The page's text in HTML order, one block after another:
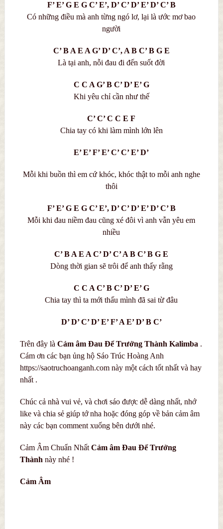
F’ E’ G E G C’ E’, D’ C’ D’ E’ D’ C’ B
Có những điều mà anh từng ngó lơ, lại là ước mơ bao
người
C’ B A E A G’ D’ C’, A B C’ B G E
Là tại anh, nỗi đau đi đến suốt đời
C C A G’ B C’ D’ E’ G
Khi yêu chỉ cần như thế
C’ C’ C C E F
Chia tay có khi làm mình lớn lên
E’ E’ F’ E’ C’ C’ E’ D’
Mỗi khi buồn thì em cứ khóc, khóc thật to mỗi anh nghe
thôi
F’ E’ G E G C’ E’, D’ C’ D’ E’ D’ C’ B
Mỗi khi đau niềm đau cũng xé đôi vì anh vẫn yêu em
nhiều
C’ B A E A C’ D’ C’ A B C’ B G E
Dòng thời gian sẽ trôi để anh thấy rằng
C C A C’ B C’ D’ E’ G
Chia tay thì ta mới thấu mình đã sai từ đâu
D’ D’ C’ D’ E’ F’ A E’ D’ B C’
Trên đây là Cảmâm Đau Để Trưởng Thành Kalimba .
Cám ơn các bạn ủng hộ Sáo Trúc Hoàng Anh
https://saotruchoanganh.com này một cách tốt nhất và hay
nhất .
Chúc cả nhà vui vẻ, và chơi sáo được dễ dàng nhất, nhớ
like và chia sẻ giúp tớ nha hoặc đóng góp về bản cảm âm
này các bạn comment xuống bên dưới nhé.
Cảm Âm Chuẩn Nhất Cảmâm Đau Để Trưởng
Thành này nhé !
Cảm Âm